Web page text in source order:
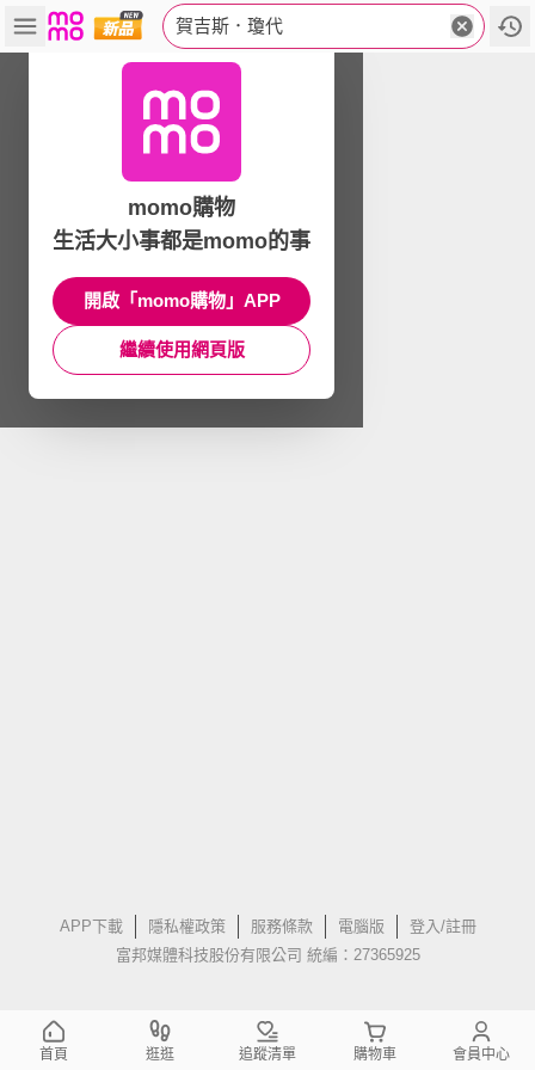
賀吉斯．瓊代
APP下載 隱私權政策 服務條款 電腦版
登入/註冊
富邦媒體科技股份有限公司 統編：27365925
momo購物
生活大小事都是momo的事
開啟「momo購物」APP
繼續使用網頁版
首頁 逛逛 追蹤清單 購物車 會員中心